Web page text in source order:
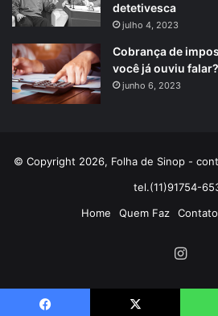
detetivesca
julho 4, 2023
Cobrança de
você já ouviu falar?
junho 6, 2023
© Copyright 2026, Folha de Sinop -
tel.(11)91754-
Home
Quem Faz Contato